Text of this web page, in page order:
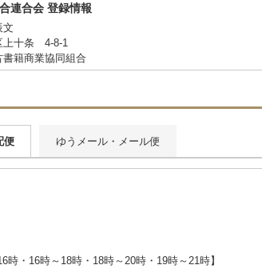
連合会 登録情報
上十条 4-8-1
籍商業協同組合
便 ゆうメール・メール便
時・16時～18時・18時～20時・19時～21時】